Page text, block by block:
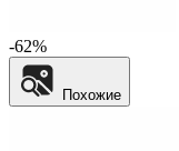
-62%
Похожие